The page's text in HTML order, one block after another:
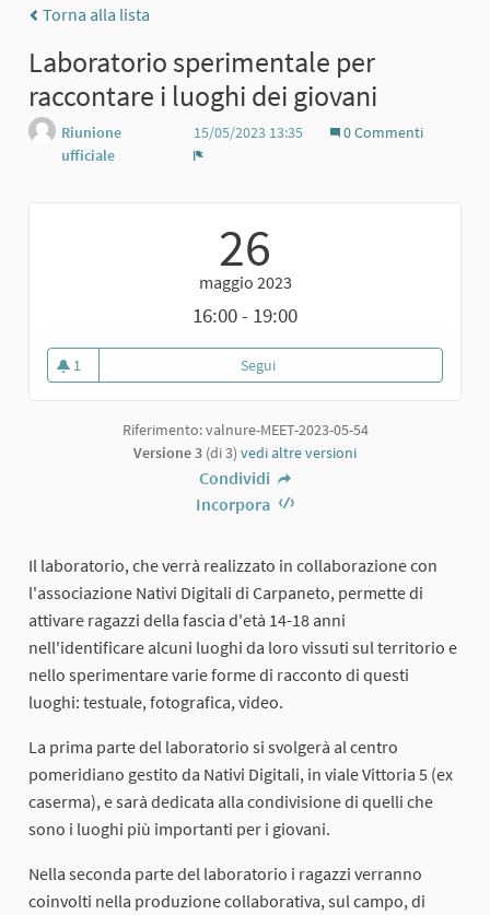
Torna alla lista
Laboratorio sperimentale per
raccontare i luoghi dei giovani
Riunione
ufficiale
15/05/2023 13:35
0 Commenti
26
maggio 2023
16:00 - 19:00
1
1 sostenitori
Segui
Riferimento: valnure-MEET-2023-05-54
Versione 3 (di 3) vedi altre versioni
Condividi
Incorpora
Il laboratorio, che verrà realizzato in collaborazione con
l'associazione Nativi Digitali di Carpaneto, permette di
attivare ragazzi della fascia d'età 14-18 anni
nell'identificare alcuni luoghi da loro vissuti sul territorio e
nello sperimentare varie forme di racconto di questi
luoghi: testuale, fotografica, video.
La prima parte del laboratorio si svolgerà al centro
pomeridiano gestito da Nativi Digitali, in viale Vittoria 5 (ex
caserma), e sarà dedicata alla condivisione di quelli che
sono i luoghi più importanti per i giovani.
Nella seconda parte del laboratorio i ragazzi verranno
coinvolti nella produzione collaborativa, sul campo, di